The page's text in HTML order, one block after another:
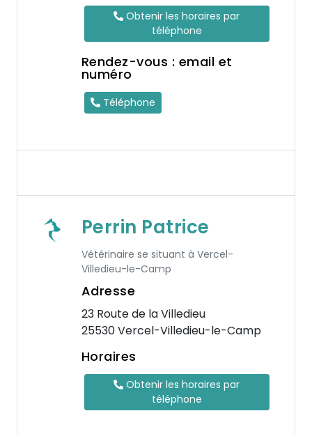
Obtenir les horaires par
téléphone
Rendez-vous : email et
numéro
Téléphone
Perrin Patrice
Vétérinaire se situant à Vercel-
Villedieu-le-Camp
Adresse
23 Route de la Villedieu
25530 Vercel-Villedieu-le-Camp
Horaires
Obtenir les horaires par
téléphone